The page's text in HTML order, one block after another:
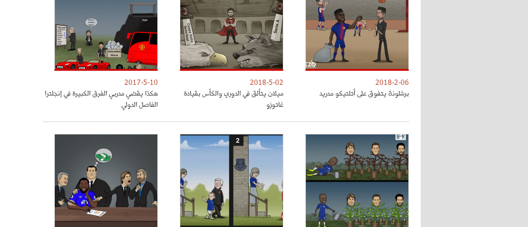
2018-2-06
برشلونة يتفوق على أتلتيكو مدريد
2018-5-02
ميلان يتألق في الدوري والكأس بقيادة
غاتوزو
2017-5-10
هكذا يقضي مدربي الفرق الكبيرة في إنجلترا
الفاصل الدولي